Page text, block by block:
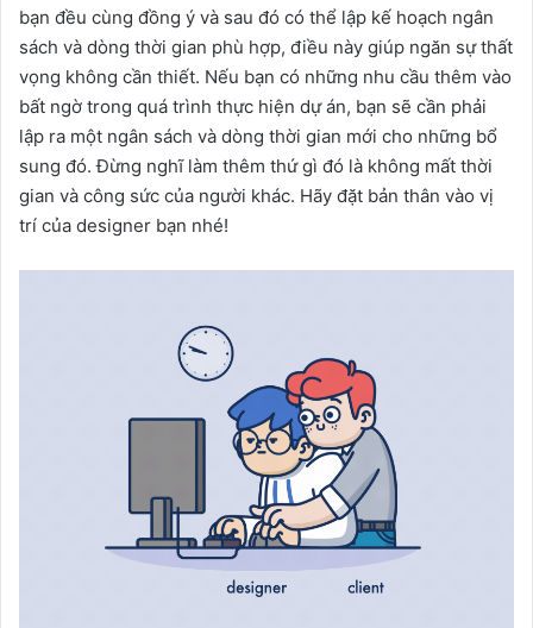
bạn đều cùng đồng ý và sau đó có thể lập kế hoạch ngân
sách và dòng thời gian phù hợp, điều này giúp ngăn sự thất
vọng không cần thiết. Nếu bạn có những nhu cầu thêm vào
bất ngờ trong quá trình thực hiện dự án, bạn sẽ cần phải
lập ra một ngân sách và dòng thời gian mới cho những bổ
sung đó. Đừng nghĩ làm thêm thứ gì đó là không mất thời
gian và công sức của người khác. Hãy đặt bản thân vào vị
trí của designer bạn nhé!